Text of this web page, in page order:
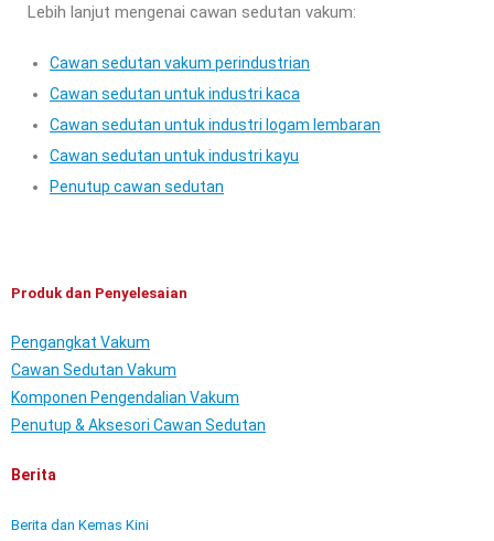
Lebih lanjut mengenai cawan sedutan vakum:
Cawan sedutan vakum perindustrian
Cawan sedutan untuk industri kaca
Cawan sedutan untuk industri logam lembaran
Cawan sedutan untuk industri kayu
Penutup cawan sedutan
Produk dan Penyelesaian
Pengangkat Vakum
Cawan Sedutan Vakum
Komponen Pengendalian Vakum
Penutup & Aksesori Cawan Sedutan
Berita
Berita dan Kemas Kini